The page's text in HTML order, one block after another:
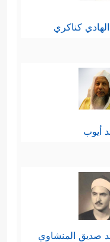
كناكري
أيوب
صديق المنشاوي